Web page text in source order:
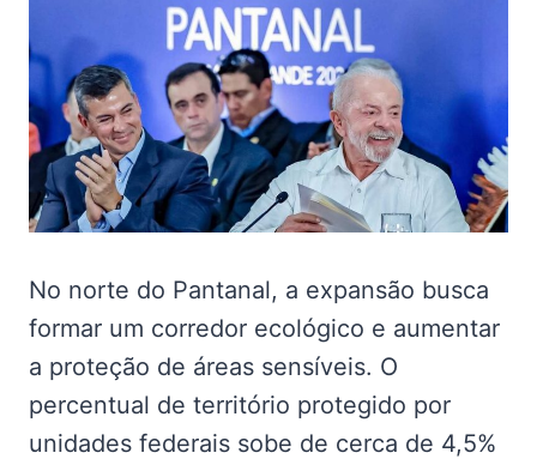
No norte do Pantanal, a expansão busca
formar um corredor ecológico e aumentar
a proteção de áreas sensíveis. O
percentual de território protegido por
unidades federais sobe de cerca de 4,5%